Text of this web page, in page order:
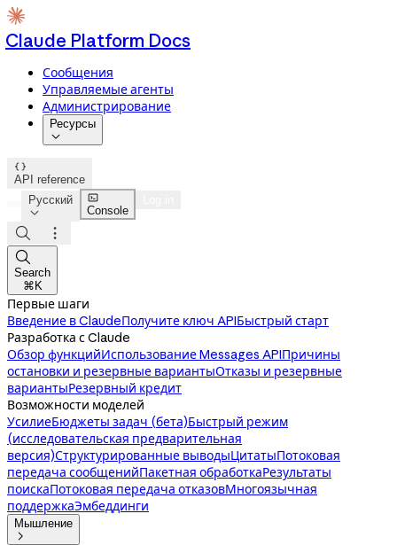
Claude Platform Docs
Сообщения
Управляемые агенты
Администрирование
Ресурсы


API reference
Русский


Console



Search
⌘K
Первые шаги
Введение в ClaudeПолучите ключ APIБыстрый старт
Разработка с Claude
Обзор функцийИспользование Messages APIПричины
остановки и резервные вариантыОтказы и резервные
вариантыРезервный кредит
Возможности моделей
УсилиеБюджеты задач (бета)Быстрый режим
(исследовательская предварительная
версия)Структурированные выводыЦитатыПотоковая
передача сообщенийПакетная обработкаРезультаты
поискаПотоковая передача отказовМногоязычная
поддержкаЭмбеддинги
Мышление
